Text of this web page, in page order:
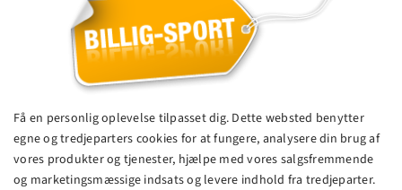
Fleece Earbags/ørevarmer
100,00 kr.
VIS PRODUKT
Få en personlig oplevelse tilpasset dig. Dette websted benytter
egne og tredjeparters cookies for at fungere, analysere din brug af
vores produkter og tjenester, hjælpe med vores salgsfremmende
og marketingsmæssige indsats og levere indhold fra tredjeparter.